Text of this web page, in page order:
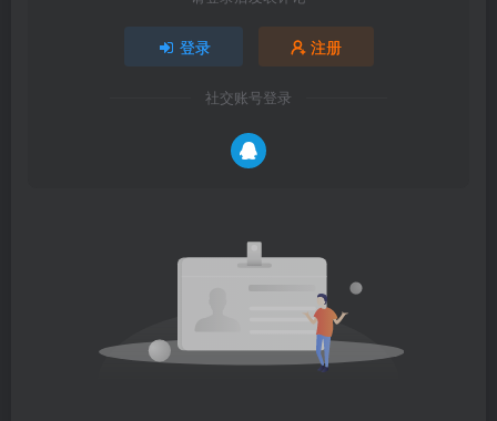
登录 注册
社交账号登录